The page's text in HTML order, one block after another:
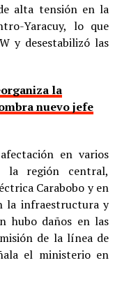
alta tensión en la
Yaracuy, lo que
y desestabilizó las
la
nuevo jefe
en varios
la región central,
Carabobo y en
la infraestructura y
hubo daños en las
de la línea de
el ministerio en